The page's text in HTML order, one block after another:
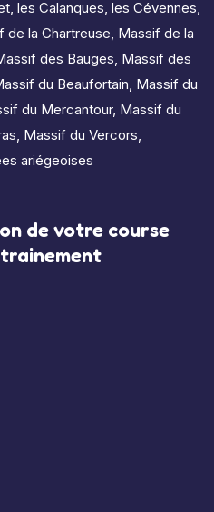
, les Calanques, les Cévennes,
de la Chartreuse, Massif de la
des Bauges, Massif des
du Beaufortain, Massif du
du Mercantour, Massif du
, Massif du Vercors,
ariégeoises
de votre course